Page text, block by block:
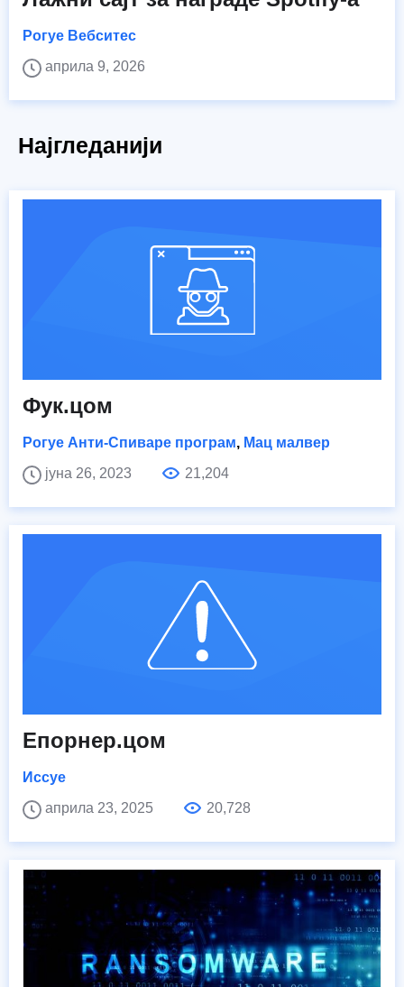
Рогуе Вебситес
априла 9, 2026
Најгледанији
Фук.цом
Рогуе Анти-Спиваре програм, Мац малвер
јуна 26, 2023
21,204
Епорнер.цом
Иссуе
априла 23, 2025
20,728